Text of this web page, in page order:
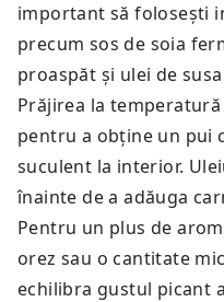
important să folosești
precum sos de soia
proaspăt și ulei de
Prăjirea la
pentru a obține un pui
suculent la interior.
înainte de a adăuga
Pentru un plus de
orez sau o cantitate
echilibra gustul picant